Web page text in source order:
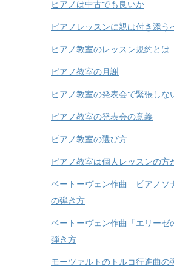
ピアノは中古でも良いか
ピアノレッスンに親は付き添う
ピアノ教室のレッスン規約とは
ピアノ教室の月謝
ピアノ教室の発表会で緊張しな
ピアノ教室の発表会の意義
ピアノ教室の選び方
ピアノ教室は個人レッスンの方
ベートーヴェン作曲 ピアノソ
の弾き方
ベートーヴェン作曲「エリーゼ
弾き方
モーツァルトのトルコ行進曲の